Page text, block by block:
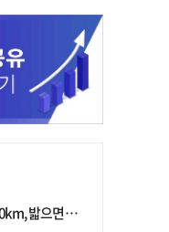
볼보 XC60 T8의 두 얼굴